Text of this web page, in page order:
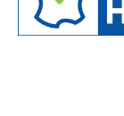
Guide Nature
Bienvenue